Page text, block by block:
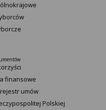
finansowe
umów
Polskiej